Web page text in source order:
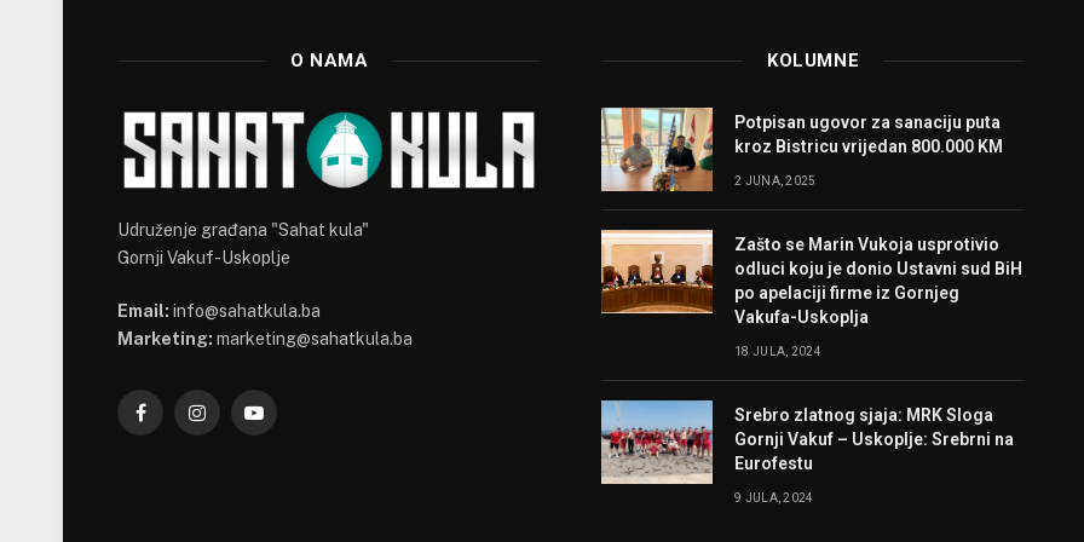
O NAMA
Udruženje građana "Sahat kula"
Gornji Vakuf-Uskoplje
Email: info@sahatkula.ba
Marketing: marketing@sahatkula.ba
FacebookInstagramYouTube
KOLUMNE
Potpisan ugovor za sanaciju puta
kroz Bistricu vrijedan 800.000 KM
2 JUNA, 2025
Zašto se Marin Vukoja usprotivio
odluci koju je donio Ustavni sud BiH
po apelaciji firme iz Gornjeg
Vakufa-Uskoplja
18 JULA, 2024
Srebro zlatnog sjaja: MRK Sloga
Gornji Vakuf – Uskoplje: Srebrni na
Eurofestu
9 JULA, 2024